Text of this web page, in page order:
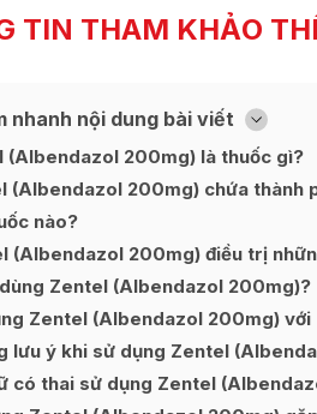
TIN THAM KHẢO
nhanh nội dung bài viết [
Ẩn
(Albendazol 200mg) là thuốc gì?
(Albendazol 200mg) chứa thành
nào?
(Albendazol 200mg) điều trị
Zentel (Albendazol 200mg)?
Zentel (Albendazol 200mg) với
lưu ý khi sử dụng Zentel
có thai sử dụng Zentel